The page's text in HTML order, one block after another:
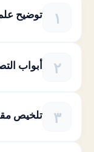
توضيح
أبواب
تلخيص